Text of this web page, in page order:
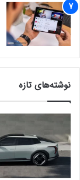
نوشته‌های تازه